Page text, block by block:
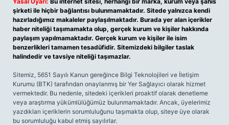
şirketi ile hiçbir bağlantısı bulunmamaktadır. Sitede yalnızca kendi
hazırladığımız makaleler paylaşılmaktadır. Burada yer alan içerikler
haber niteliği taşımamakta olup, gerçek kurum ve kişiler hakkında
paylaşım yapılmamaktadır. Gerçek kurum ve kişiler ile isim
benzerlikleri tamamen tesadüfidir. Sitemizdeki bilgiler taslak
halindedir ve tavsiye niteliği taşımazlar.
Sitemiz, 5651 Sayılı Kanun gereğince Bilgi Teknolojileri ve İletişim
Kurumu (BTK) tarafından onaylanmış bir Yer Sağlayıcı olarak hizmet
vermektedir. Bu nedenle, sitedeki içerikleri proaktif olarak denetleme
veya araştırma yükümlülüğümüz bulunmamaktadır. Ancak, üyelerimiz
yazdıkları içeriklerin sorumluluğunu taşımakta olup, siteye üye olarak
bu sorumluluğu kabul etmiş sayılırlar.